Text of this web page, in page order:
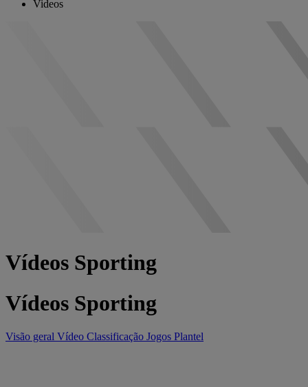
Videos
Vídeos Sporting
Vídeos Sporting
Visão geral Vídeo Classificação Jogos Plantel